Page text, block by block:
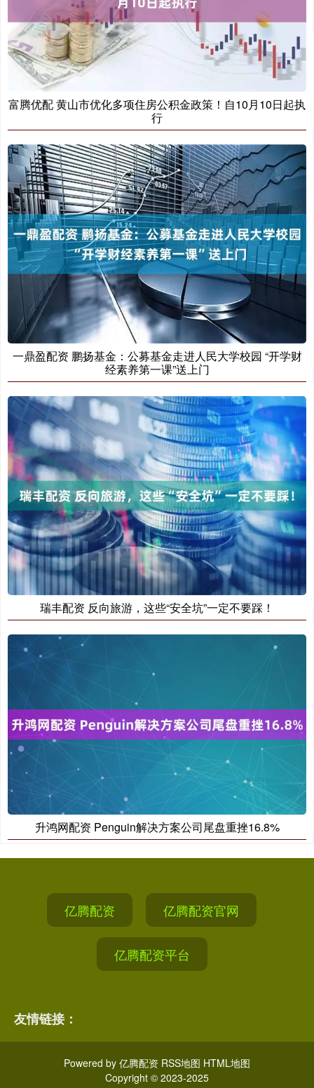
富腾优配 黄山市优化多项住房公积金政策！自10月10日起执
行
一鼎盈配资 鹏扬基金：公募基金走进人民大学校园 “开学财
经素养第一课”送上门
瑞丰配资 反向旅游，这些“安全坑”一定不要踩！
升鸿网配资 Penguin解决方案公司尾盘重挫16.8%
亿腾配资 亿腾配资官网
亿腾配资平台
友情链接：
Powered by 亿腾配资 RSS地图 HTML地图
Copyright © 2023-2025